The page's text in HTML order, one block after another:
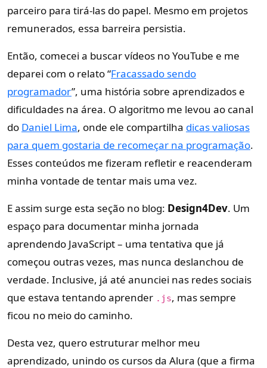
parceiro para tirá-las do papel. Mesmo em projetos
remunerados, essa barreira persistia.
Então, comecei a buscar vídeos no YouTube e me
deparei com o relato “Fracassado sendo
programador”, uma história sobre aprendizados e
dificuldades na área. O algoritmo me levou ao canal
do Daniel Lima, onde ele compartilha dicas valiosas
para quem gostaria de recomeçar na programação.
Esses conteúdos me fizeram refletir e reacenderam
minha vontade de tentar mais uma vez.
E assim surge esta seção no blog: Design4Dev. Um
espaço para documentar minha jornada
aprendendo JavaScript – uma tentativa que já
começou outras vezes, mas nunca deslanchou de
verdade. Inclusive, já até anunciei nas redes sociais
que estava tentando aprender .js, mas sempre
ficou no meio do caminho.
Desta vez, quero estruturar melhor meu
aprendizado, unindo os cursos da Alura (que a firma